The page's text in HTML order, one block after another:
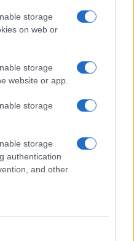
storage
on web or
storage
website or app.
storage
storage
authentication
and other
Ελλιπής η
άσκηση στους φοιτητές
- 08:18
των πτυχίων πρώην
Τομέα με τα
- 08:22
και προστασίας
θα γίνει με εισακτέους,